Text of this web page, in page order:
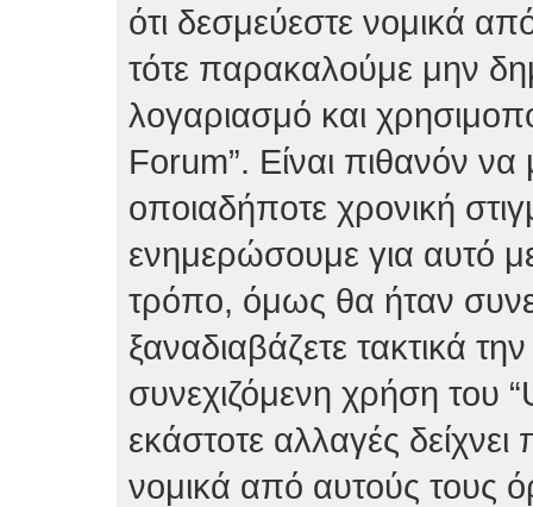
ότι δεσμεύεστε νομικά
τότε παρακαλούμε μην
λογαριασμό και
Forum”. Είναι πιθανόν
οποιαδήποτε χρονική
ενημερώσουμε για αυτό
τρόπο, όμως θα ήταν
ξαναδιαβάζετε τακτικά
συνεχιζόμενη χρήση του
εκάστοτε αλλαγές
νομικά από αυτούς τους